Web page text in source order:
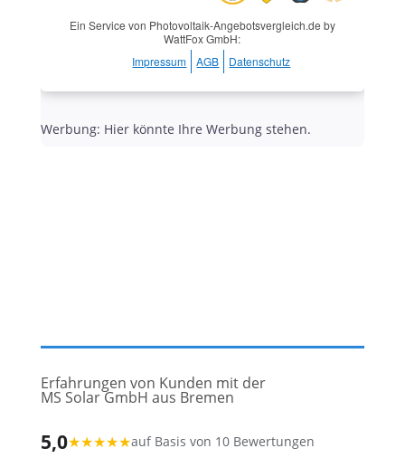
Ein Service von Photovoltaik-Angebotsvergleich.de by
WattFox GmbH:
Impressum
AGB Datenschutz
Werbung: Hier könnte Ihre Werbung stehen.
Erfahrungen von Kunden mit der
MS Solar GmbH aus Bremen
5,0★★★★★auf Basis von 10 Bewertungen